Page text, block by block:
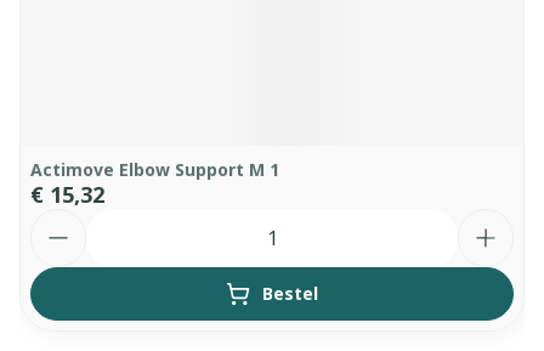
Actimove Elbow Support M 1
€ 15,32
Bestel